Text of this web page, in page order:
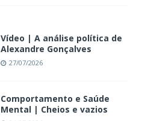
Vídeo | A análise política de
Alexandre Gonçalves
27/07/2026
Comportamento e Saúde
Mental | Cheios e vazios